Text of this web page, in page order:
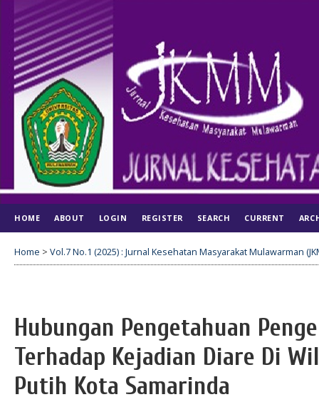
HOME ABOUT LOGIN REGISTER SEARCH CURRENT
Home > Vol.7 No.1 (2025) : Jurnal Kesehatan Masyarakat Mulawarman
Hubungan Pengetahuan
Terhadap Kejadian Diare Di
Putih Kota Samarinda